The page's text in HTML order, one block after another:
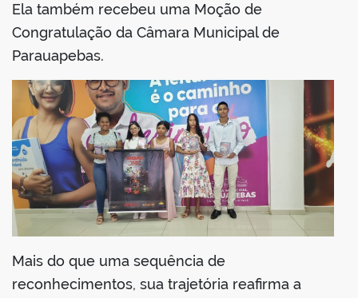
Ela também recebeu uma Moção de
Congratulação da Câmara Municipal de
Parauapebas.
Mais do que uma sequência de
reconhecimentos, sua trajetória reafirma a